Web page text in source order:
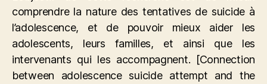
comprendre la nature des tentatives de suicide à
l’adolescence, et de pouvoir mieux aider les
adolescents, leurs familles, et ainsi que les
intervenants qui les accompagnent. [Connection
between adolescence suicide attempt and the